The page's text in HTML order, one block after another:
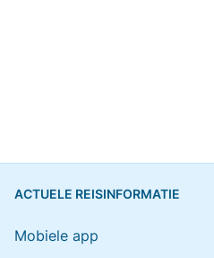
ACTUELE REISINFORMATIE
Mobiele app